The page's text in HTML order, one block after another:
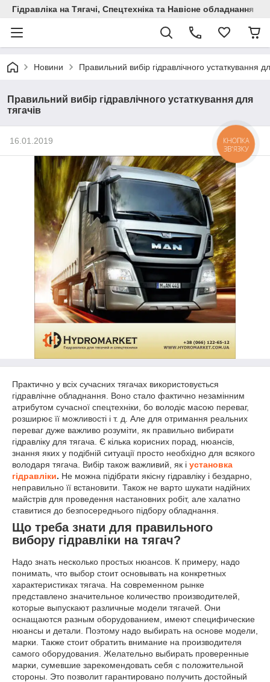
Гідравліка на Тягачі, Спецтехніка та Навісне обладнання
Новини Правильний вибір гідравлічного устаткування
Правильний вибір гідравлічного устаткування для
тягачів
16.01.2019
Практично у всіх сучасних тягачах використовується
гідравлічне обладнання. Воно стало фактично незамінним
атрибутом сучасної спецтехніки, бо володіє масою переваг,
розширює її можливості і т. д. Але для отримання реальних
переваг дуже важливо розуміти, як правильно вибирати
гідравліку для тягача. Є кілька корисних порад, нюансів,
знання яких у подібній ситуації просто необхідно для всякого
володаря тягача. Вибір також важливий, як і установка
гідравліки. Не можна підібрати якісну гідравліку і бездарно,
неправильно її встановити. Також не варто шукати надійних
майстрів для проведення настановних робіт, але халатно
ставитися до безпосереднього підбору обладнання.
Що треба знати для правильного
вибору гідравліки на тягач?
Надо знать несколько простых нюансов. К примеру, надо
понимать, что выбор стоит основывать на конкретных
характеристиках тягача. На современном рынке
представлено значительное количество производителей,
которые выпускают различные модели тягачей. Они
оснащаются разным оборудованием, имеют специфические
нюансы и детали. Поэтому надо выбирать на основе модели,
марки. Также стоит обратить внимание на производителя
самого оборудования. Желательно выбирать проверенные
марки, сумевшие зарекомендовать себя с положительной
стороны. Это позволит гарантировано получить достойный
КНОПКА
ЗВ'ЯЗКУ